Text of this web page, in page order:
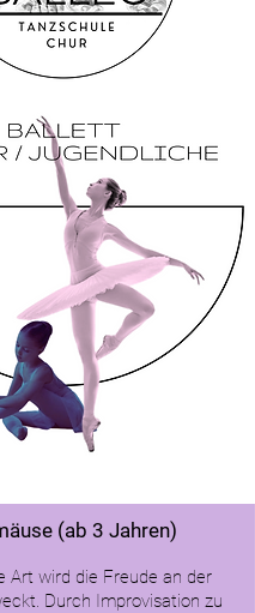
(ab 3 Jahren)
Art wird die Freude an der
Durch Improvisation zu